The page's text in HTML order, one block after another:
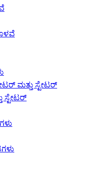
ಮತ್ತು ಸ್ಟೇಟರ್
ಸ್ಟೇಟರ್